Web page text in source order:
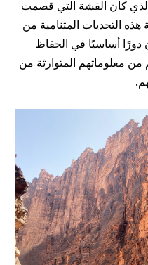
الذي كان القشة التي قصمت
هذه التحديات المتنامية من
دورًا أساسيًا في الحفاظ
من معلوماتهم المتوارثة من